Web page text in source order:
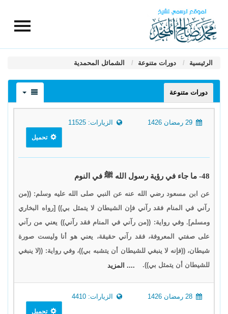
الرئيسية دورات متنوعة الشمائل المحمدية
دورات متنوعة
الزيارات: 11525
تحميل
48- ما جاء في رؤية رسول الله ﷺ في النوم
عن ابن مسعود رضي الله عنه عن النبي صلى الله عليه وسلم: ((من
رآني في المنام فقد رآني فإن الشيطان لا يتمثل بي)) [رواه البخاري
ومسلم]. وفي رواية: ((من رآني في المنام فقد رآني)) يعني من رآني
على صفتي المعروفة، فقد رآني حقيقة، يعني هو أنا وليست صورة
شيطان، ((فإنه لا ينبغي للشيطان أن يتشبه بي))، وفي رواية: ((لا ينبغي
للشيطان أن يتمثل بي)).
.... المزيد
الزيارات: 4410
تحميل